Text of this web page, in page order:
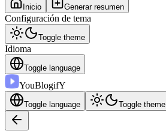
Inicio Generar resumen
Configuración de tema
Toggle theme
Idioma
Toggle language
YouBlogifY
Toggle language Toggle theme